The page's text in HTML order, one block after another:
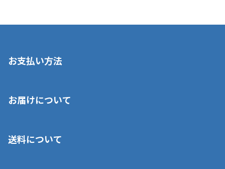
お支払い方法
いいただくことはできません。ご了承ください。
■代金引換(代引)※手数料がかかります
お届けについて
ご注文が確認出来次第、1～4営業日に発送いたします。「お取り
送料について